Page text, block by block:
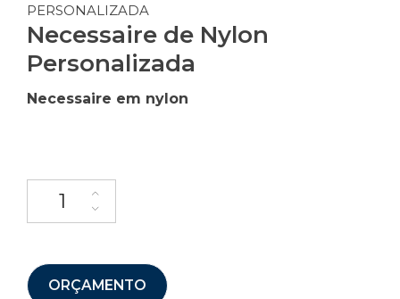
PERSONALIZADA
Necessaire de Nylon
Personalizada
Necessaire em nylon
ORÇAMENTO